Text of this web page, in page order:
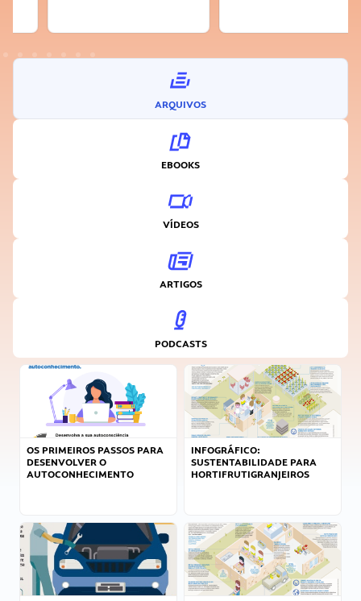
ARQUIVOS
EBOOKS
VÍDEOS
ARTIGOS
PODCASTS
OS PRIMEIROS PASSOS PARA
DESENVOLVER O
AUTOCONHECIMENTO
INFOGRÁFICO:
SUSTENTABILIDADE PARA
HORTIFRUTIGRANJEIROS